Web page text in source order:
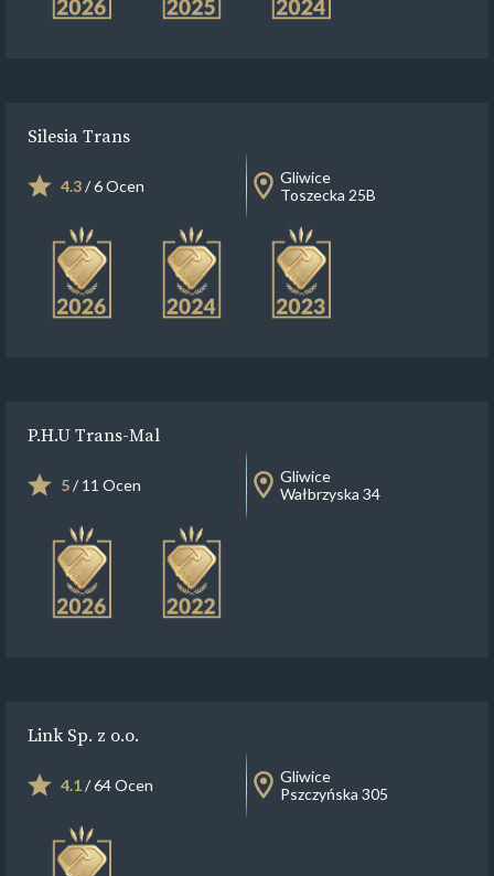
Silesia Trans
4.3/ 6 Ocen
Gliwice
Toszecka 25B
P.H.U Trans-Mal
5/ 11 Ocen
Gliwice
Wałbrzyska 34
Link Sp. z o.o.
4.1/ 64 Ocen
Gliwice
Pszczyńska 305